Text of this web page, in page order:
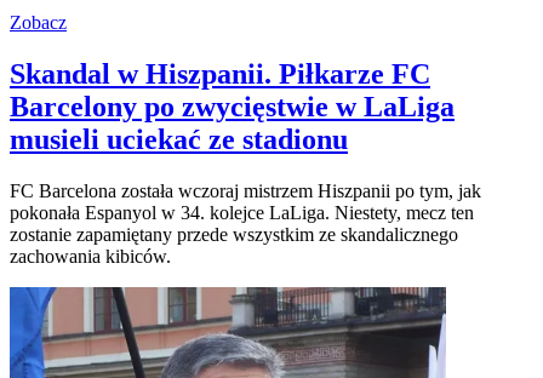
Zobacz
Skandal w Hiszpanii. Piłkarze FC
Barcelony po zwycięstwie w LaLiga
musieli uciekać ze stadionu
FC Barcelona została wczoraj mistrzem Hiszpanii po tym, jak
pokonała Espanyol w 34. kolejce LaLiga. Niestety, mecz ten
zostanie zapamiętany przede wszystkim ze skandalicznego
zachowania kibiców.